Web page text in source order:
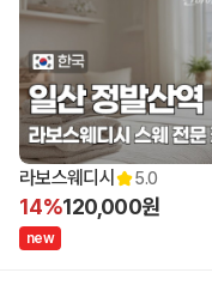
라보스웨디시 5.0
14%120,000원
new